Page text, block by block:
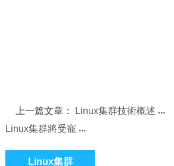
上一篇文章： Linux集群技術概述
Linux集群將受寵
Linux集群